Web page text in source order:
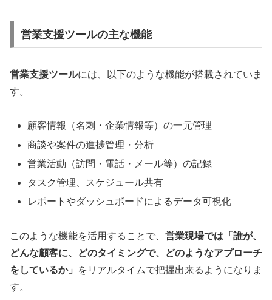
営業支援ツールの主な機能
営業支援ツールには、以下のような機能が搭載されていま
す。
顧客情報（名刺・企業情報等）の一元管理
商談や案件の進捗管理・分析
営業活動（訪問・電話・メール等）の記録
タスク管理、スケジュール共有
レポートやダッシュボードによるデータ可視化
このような機能を活用することで、 営業現場では「誰が、
どんな顧客に、どのタイミングで、どのようなアプローチ
をしているか」
をリアルタイムで把握出来るようになりま
す。